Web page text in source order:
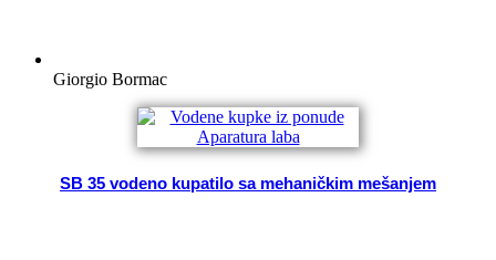
Giorgio Bormac
SB 35 vodeno kupatilo sa mehaničkim mešanjem